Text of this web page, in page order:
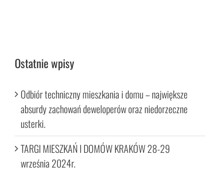
Ostatnie wpisy
Odbiór techniczny mieszkania i domu – największe
absurdy zachowań deweloperów oraz niedorzeczne
usterki.
TARGI MIESZKAŃ I DOMÓW KRAKÓW 28-29
września 2024r.